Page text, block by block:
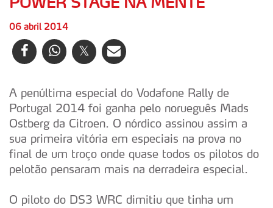
06 abril 2014
A penúltima especial do Vodafone Rally de
Portugal 2014 foi ganha pelo norueguês Mads
Ostberg da Citroen. O nórdico assinou assim a
sua primeira vitória em especiais na prova no
final de um troço onde quase todos os pilotos do
pelotão pensaram mais na derradeira especial.
O piloto do DS3 WRC dimitiu que tinha um